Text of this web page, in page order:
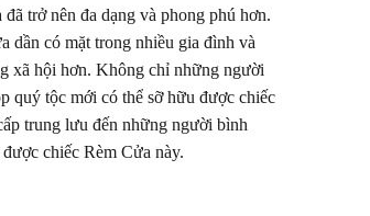
trở nên đa dạng và phong phú hơn.
dần có mặt trong nhiều gia đình và
xã hội hơn. Không chỉ những người
quý tộc mới có thể sỡ hữu được chiếc
trung lưu đến những người bình
chiếc Rèm Cửa này.